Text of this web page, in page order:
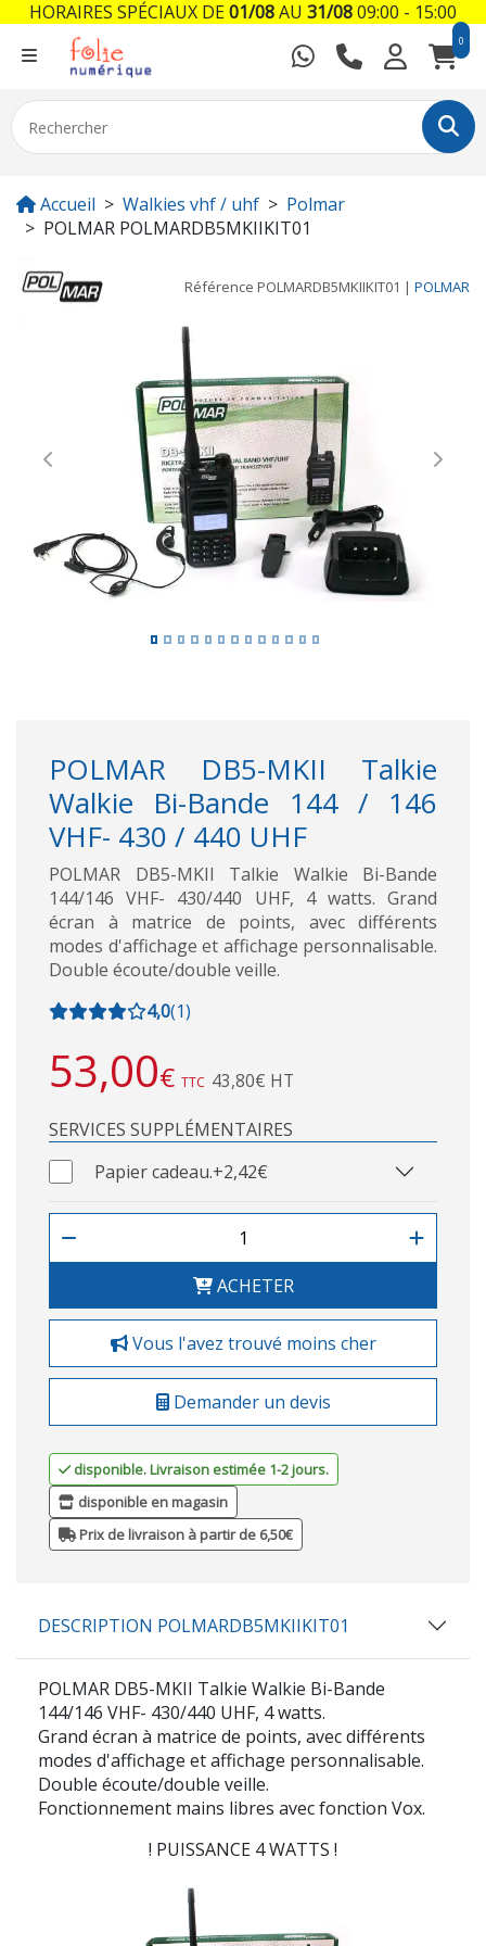
0
Accueil Walkies vhf / uhf
Polmar
POLMAR POLMARDB5MKIIKIT01
Référence POLMARDB5MKIIKIT01 | POLMAR
Previous Next
POLMAR DB5-MKII Talkie
Walkie Bi-Bande 144 / 146
VHF- 430 / 440 UHF
POLMAR DB5-MKII Talkie Walkie Bi-Bande
144/146 VHF- 430/440 UHF, 4 watts. Grand
écran à matrice de points, avec différents
modes d'affichage et affichage personnalisable.
Double écoute/double veille.
4,0(1)
53,00€ TTC 43,80€ HT
SERVICES SUPPLÉMENTAIRES
Papier cadeau.+2,42€
ACHETER
Vous l'avez trouvé moins cher
Demander un devis
disponible. Livraison estimée 1-2 jours.
disponible en magasin
Prix de livraison à partir de 6,50€
DESCRIPTION POLMARDB5MKIIKIT01
POLMAR DB5-MKII Talkie Walkie Bi-Bande
144/146 VHF- 430/440 UHF, 4 watts.
Grand écran à matrice de points, avec différents
modes d'affichage et affichage personnalisable.
Double écoute/double veille.
Fonctionnement mains libres avec fonction Vox.
! PUISSANCE 4 WATTS !
HORAIRES SPÉCIAUX DE01/08AU 31/0809:00 - 15:00